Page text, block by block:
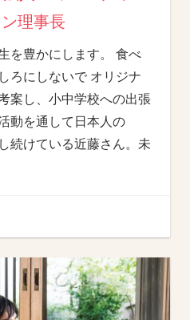
理事長
を豊かにします。 食べ
ろにしないで オリジナ
案し、小中学校への出張
動を通して日本人の
続けている近藤さん。未